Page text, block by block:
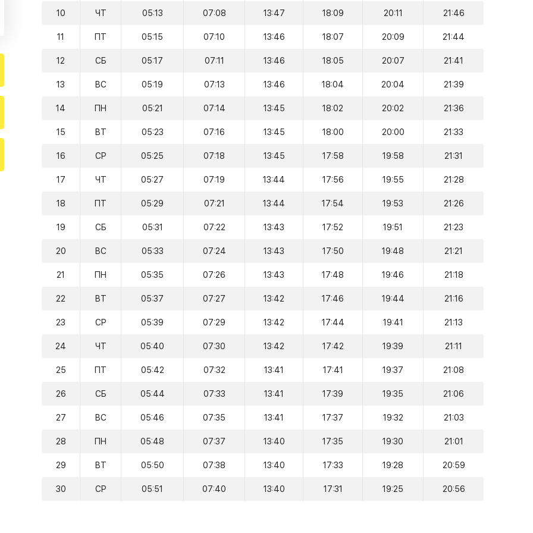
10 ЧТ 05:13 07:08 13:47 18:09 20:11 21:46
11 ПТ 05:15 07:10 13:46 18:07 20:09 21:44
12 СБ 05:17 07:11 13:46 18:05 20:07 21:41
13 ВС 05:19 07:13 13:46 18:04 20:04 21:39
14 ПН 05:21 07:14 13:45 18:02 20:02 21:36
15 ВТ 05:23 07:16 13:45 18:00 20:00 21:33
16 СР 05:25 07:18 13:45 17:58 19:58 21:31
17 ЧТ 05:27 07:19 13:44 17:56 19:55 21:28
18 ПТ 05:29 07:21 13:44 17:54 19:53 21:26
19 СБ 05:31 07:22 13:43 17:52 19:51 21:23
20 ВС 05:33 07:24 13:43 17:50 19:48 21:21
21 ПН 05:35 07:26 13:43 17:48 19:46 21:18
22 ВТ 05:37 07:27 13:42 17:46 19:44 21:16
23 СР 05:39 07:29 13:42 17:44 19:41 21:13
24 ЧТ 05:40 07:30 13:42 17:42 19:39 21:11
25 ПТ 05:42 07:32 13:41 17:41 19:37 21:08
26 СБ 05:44 07:33 13:41 17:39 19:35 21:06
27 ВС 05:46 07:35 13:41 17:37 19:32 21:03
28 ПН 05:48 07:37 13:40 17:35 19:30 21:01
29 ВТ 05:50 07:38 13:40 17:33 19:28 20:59
30 СР 05:51 07:40 13:40 17:31 19:25 20:56